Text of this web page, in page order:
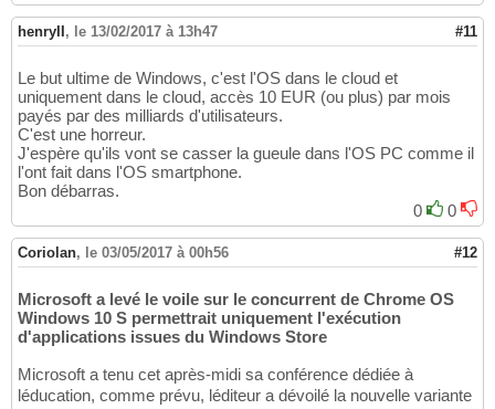
henryII , le 13/02/2017 à 13h47 #11
Le but ultime de Windows, c'est l'OS dans le cloud et
uniquement dans le cloud, accès 10 EUR (ou plus) par mois
payés par des milliards d'utilisateurs.
C'est une horreur.
J'espère qu'ils vont se casser la gueule dans l'OS PC comme il
l'ont fait dans l'OS smartphone.
Bon débarras.
0
0
Coriolan, le 03/05/2017 à 00h56 #12
Microsoft a levé le voile sur le concurrent de Chrome OS
Windows 10 S permettrait uniquement l'exécution
d'applications issues du Windows Store
Microsoft a tenu cet après-midi sa conférence dédiée à
léducation, comme prévu, léditeur a dévoilé la nouvelle variante